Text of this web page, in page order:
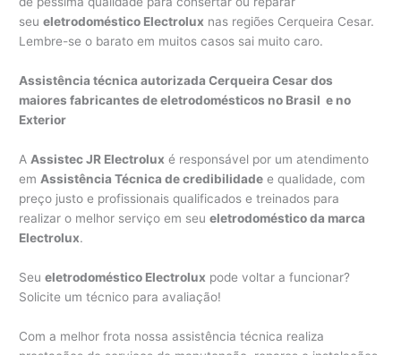
seueletrodoméstico Electrolux nas regiões Cerqueira Cesar.
Lembre-se o barato em muitos casos sai muito caro.
Assistência técnica autorizada Cerqueira Cesar dos
maiores fabricantes de eletrodomésticos no Brasil e no
Exterior
A Assistec JR Electrolux é responsável por um atendimento
em Assistência Técnica de credibilidade e qualidade, com
preço justo e profissionais qualificados e treinados para
realizar o melhor serviço em seueletrodoméstico da marca
Electrolux.
Seueletrodoméstico Electrolux pode voltar a funcionar?
Solicite um técnico para avaliação!
Com a melhor frota nossa assistência técnica realiza